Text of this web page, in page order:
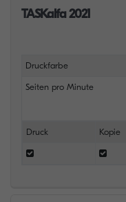
TASKalfa 2021
Druckfarbe
Seiten pro Minute
Druck Kopie